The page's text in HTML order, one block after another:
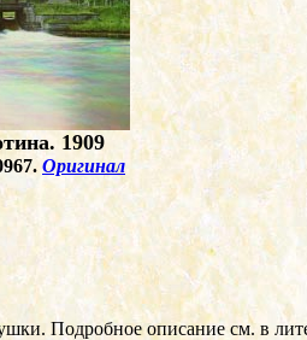
1909
Оригинал
Подробное описание см. в